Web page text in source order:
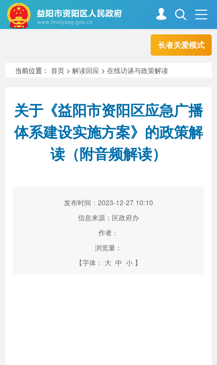
长者关爱模式
走进资阳
新闻中心 解读回应
当前位置：首页 >解读回应 >在线访谈与政策解读
关于《益阳市资阳区应急广播
体系建设实施方案》的政策解
读（附音频解读）
发布时间：2023-12-27 10:10
信息来源：区政府办
作者：
浏览量：
【字体： 大 中 小 】